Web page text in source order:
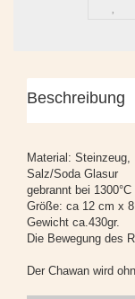
Beschreibung
Material: Steinzeug,
Salz/Soda Glasur
gebrannt bei
Größe: ca 12 cm x
Gewicht ca.430gr.
Die Bewegung des
Der Chawan wird